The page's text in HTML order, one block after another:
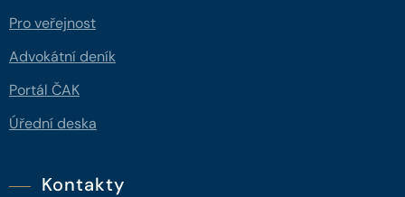
Pro veřejnost
Advokátní deník
Portál ČAK
Úřední deska
Kontakty